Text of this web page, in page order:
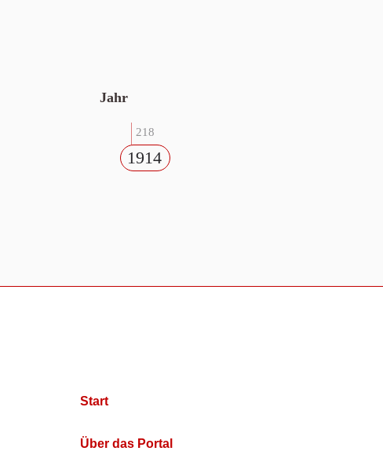
Jahr
218
1914
Start
Über das Portal